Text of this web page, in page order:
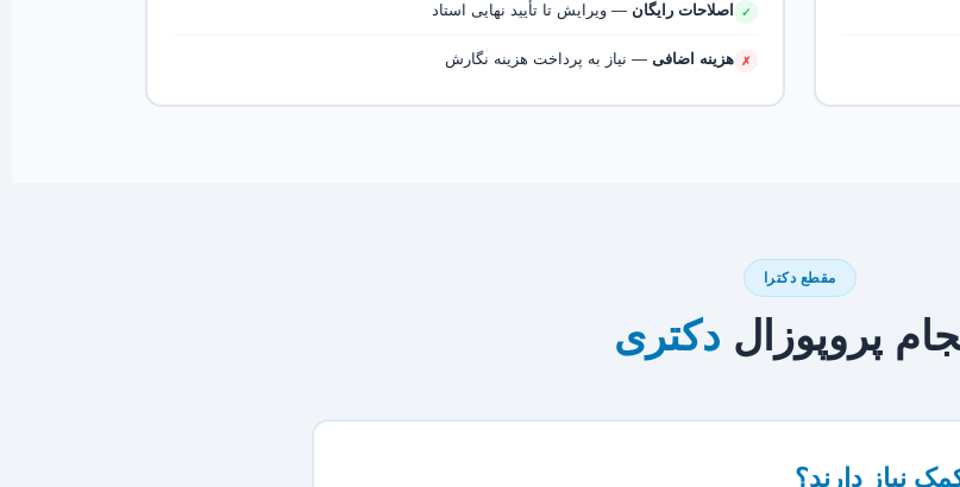
✓ اصلاحات رایگان — ویرایش تا تأیید نهایی استاد
✗ هزینه اضافی — نیاز به پرداخت هزینه نگارش
مقطع دکترا
پروپوزال دکتری
نیاز دارند؟